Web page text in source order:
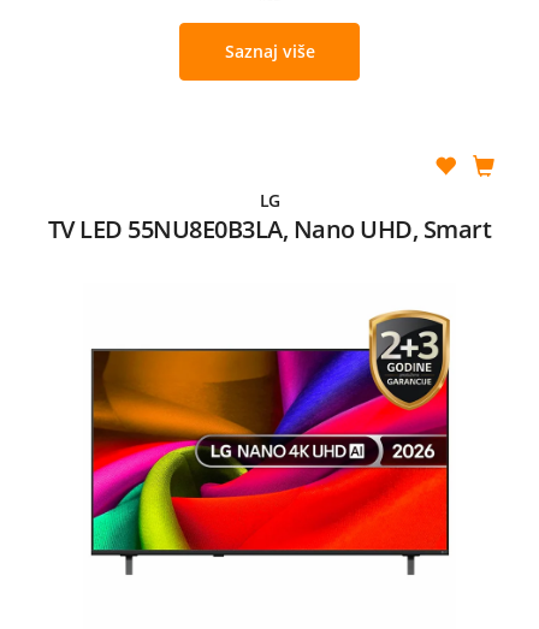
Saznaj više
LG
TV LED 55NU8E0B3LA, Nano UHD, Smart